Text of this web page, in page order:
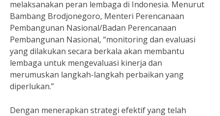
melaksanakan peran lembaga di Indonesia. Menurut
Bambang Brodjonegoro, Menteri Perencanaan
Pembangunan Nasional/Badan Perencanaan
Pembangunan Nasional, “monitoring dan evaluasi
yang dilakukan secara berkala akan membantu
lembaga untuk mengevaluasi kinerja dan
merumuskan langkah-langkah perbaikan yang
diperlukan.”
Dengan menerapkan strategi efektif yang telah